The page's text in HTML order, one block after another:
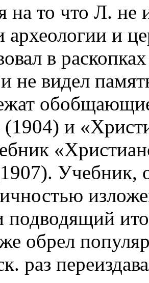
на то что Л. не
археологии и
в
не видел
и
Учебник,
подводящий
обрел
раз